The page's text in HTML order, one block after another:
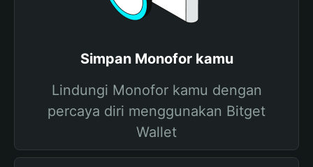
Simpan Monofor kamu
Lindungi Monofor kamu dengan
percaya diri menggunakan Bitget
Wallet